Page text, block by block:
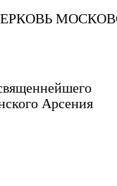
Арсения